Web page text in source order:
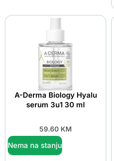
A-Derma Biology Hyalu
serum 3u1 30 ml
59.60 KM
Nema na stanju